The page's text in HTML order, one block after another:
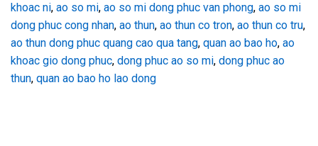
khoac ni, ao so mi, ao so mi dong phuc van phong, ao so mi
dong phuc cong nhan, ao thun, ao thun co tron, ao thun co tru,
ao thun dong phuc quang cao qua tang, quan ao bao ho, ao
khoac gio dong phuc, dong phuc ao so mi, dong phuc ao
thun, quan ao bao ho lao dong